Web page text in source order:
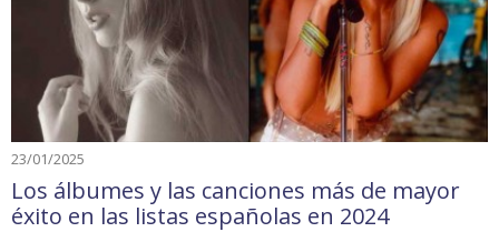
23/01/2025
Los álbumes y las canciones más de mayor
éxito en las listas españolas en 2024